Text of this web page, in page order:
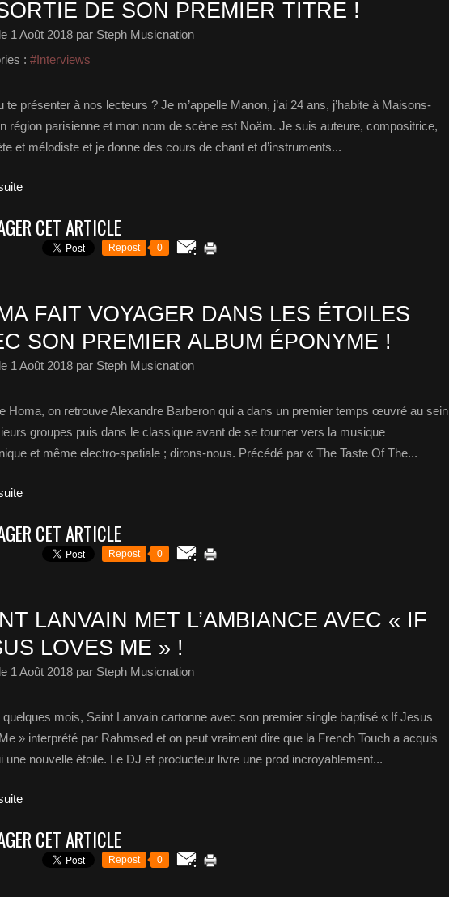
DE SON PREMIER TITRE !
1 Août 2018 par Steph Musicnation
: #Interviews
te présenter à nos lecteurs ? Je m’appelle Manon, j’ai 24 ans, j’habite à Maisons-
région parisienne et mon nom de scène est Noäm. Je suis auteure, compositrice,
et mélodiste et je donne des cours de chant et d’instruments...
CET ARTICLE
Repost 0
FAIT VOYAGER DANS LES ÉTOILES
SON PREMIER ALBUM ÉPONYME !
1 Août 2018 par Steph Musicnation
Homa, on retrouve Alexandre Barberon qui a dans un premier temps œuvré au sein
groupes puis dans le classique avant de se tourner vers la musique
et même electro-spatiale ; dirons-nous. Précédé par « The Taste Of The...
CET ARTICLE
Repost 0
LANVAIN MET L’AMBIANCE AVEC « IF
LOVES ME » !
1 Août 2018 par Steph Musicnation
quelques mois, Saint Lanvain cartonne avec son premier single baptisé « If Jesus
» interprété par Rahmsed et on peut vraiment dire que la French Touch a acquis
une nouvelle étoile. Le DJ et producteur livre une prod incroyablement...
CET ARTICLE
Repost 0